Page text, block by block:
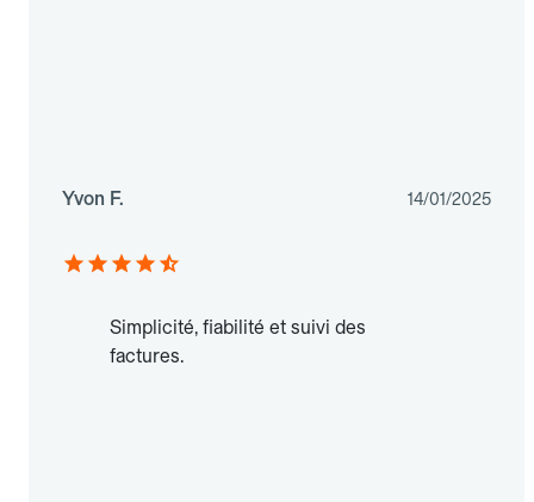
Yvon F. 14/01/2025
Simplicité, fiabilité et suivi des
factures.